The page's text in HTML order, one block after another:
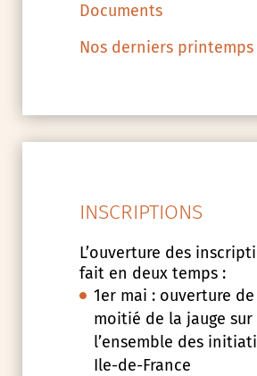
Documents
Nos derniers printemps
INSCRIPTIONS
L’ouverture des
fait en deux temps :
1er mai : ouverture
moitié de la jauge sur
l’ensemble des
Ile-de-France